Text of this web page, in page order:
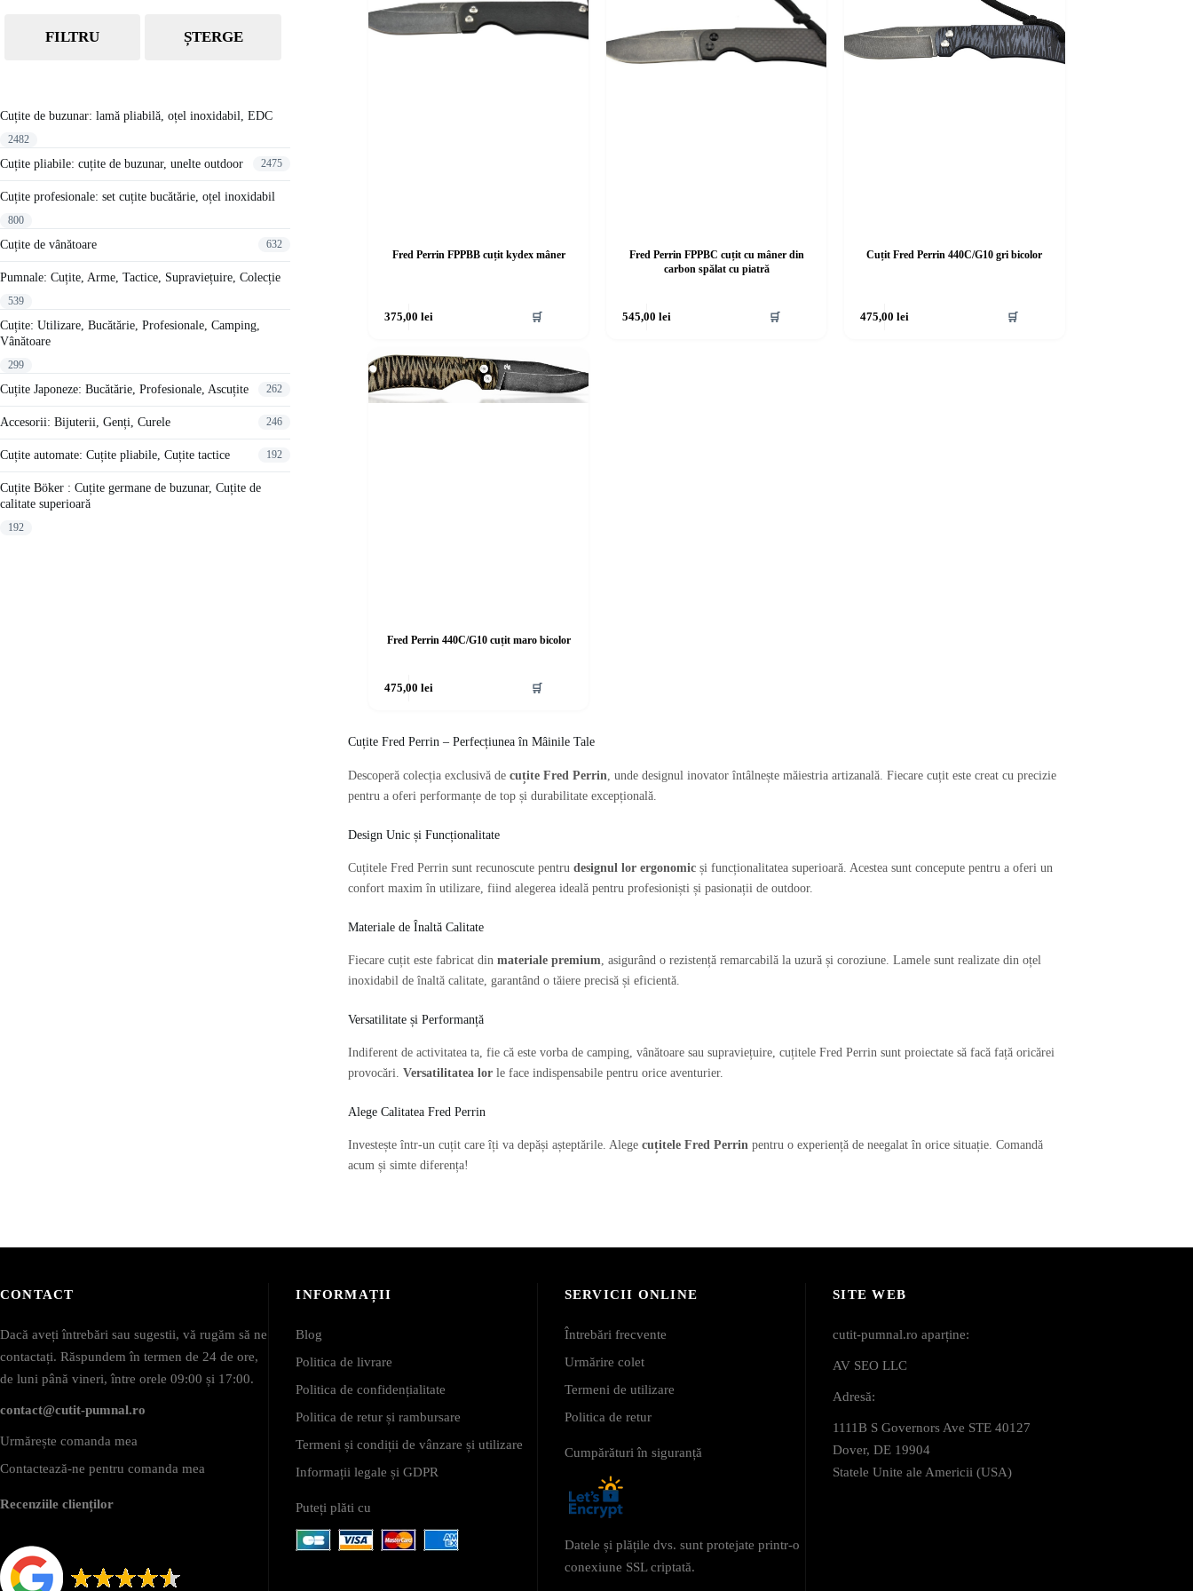
Fred Perrin FPPBB cuțit kydex mâner
375,00 lei 🛒
Fred Perrin FPPBC cuțit cu mâner din
carbon spălat cu piatră
545,00 lei 🛒
Cuțit Fred Perrin 440C/G10 gri bicolor
475,00 lei 🛒
Fred Perrin 440C/G10 cuțit maro bicolor
475,00 lei 🛒
Cuțite Fred Perrin – Perfecțiunea în Mâinile Tale
Descoperă colecția exclusivă decuțite Fred Perrin , unde designul inovator întâlnește măiestria artizanală. Fiecare cuțit este creat cu precizie
pentru a oferi performanțe de top și durabilitate excepțională.
Design Unic și Funcționalitate
Cuțitele Fred Perrin sunt recunoscute pentrudesignul lor ergonomic și funcționalitatea superioară. Acestea sunt concepute pentru a oferi un
confort maxim în utilizare, fiind alegerea ideală pentru profesioniști și pasionații de outdoor.
Materiale de Înaltă Calitate
Fiecare cuțit este fabricat dinmateriale premium , asigurând o rezistență remarcabilă la uzură și coroziune. Lamele sunt realizate din oțel
inoxidabil de înaltă calitate, garantând o tăiere precisă și eficientă.
Versatilitate și Performanță
Indiferent de activitatea ta, fie că este vorba de camping, vânătoare sau supraviețuire, cuțitele Fred Perrin sunt proiectate să facă față oricărei
provocări.Versatilitatea lor le face indispensabile pentru orice aventurier.
Alege Calitatea Fred Perrin
Investește într-un cuțit care îți va depăși așteptările. Alegecuțitele Fred Perrin pentru o experiență de neegalat în orice situație. Comandă
acum și simte diferența!
FILTRU ȘTERGE
Cuțite de buzunar: lamă pliabilă, oțel inoxidabil, EDC
2482
Cuțite pliabile: cuțite de buzunar, unelte outdoor 2475
Cuțite profesionale: set cuțite bucătărie, oțel inoxidabil
800
Cuțite de vânătoare 632
Pumnale: Cuțite, Arme, Tactice, Supraviețuire, Colecție
539
Cuțite: Utilizare, Bucătărie, Profesionale, Camping,
Vânătoare
299
Cuțite Japoneze: Bucătărie, Profesionale, Ascuțite 262
Accesorii: Bijuterii, Genți, Curele 246
Cuțite automate: Cuțite pliabile, Cuțite tactice 192
Cuțite Böker : Cuțite germane de buzunar, Cuțite de
calitate superioară
192
CONTACT
Dacă aveți întrebări sau sugestii, vă rugăm să ne
contactați. Răspundem în termen de 24 de ore,
de luni până vineri, între orele 09:00 și 17:00.
contact@cutit-pumnal.ro
Urmărește comanda mea
Contactează-ne pentru comanda mea
Recenziile clienților
INFORMAȚII
Blog
Politica de livrare
Politica de confidențialitate
Politica de retur și rambursare
Termeni și condiții de vânzare și utilizare
Informații legale și GDPR
Puteți plăti cu
SERVICII ONLINE
Întrebări frecvente
Urmărire colet
Termeni de utilizare
Politica de retur
Cumpărături în siguranță
Datele și plățile dvs. sunt protejate printr-o
conexiune SSL criptată.
SITE WEB
cutit-pumnal.ro aparține:
AV SEO LLC
Adresă:
1111B S Governors Ave STE 40127
Dover, DE 19904
Statele Unite ale Americii (USA)